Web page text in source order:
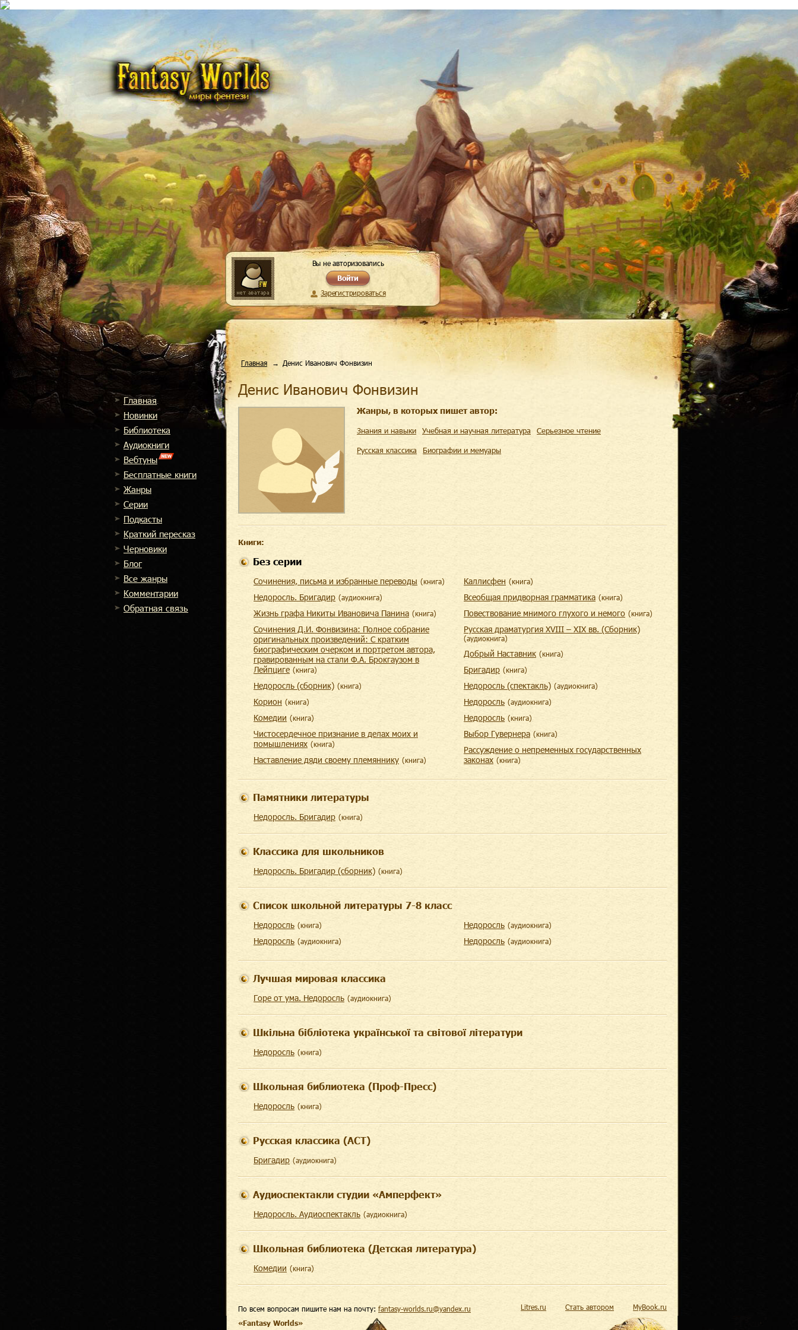
Вы не авторизовались
Войти
Зарегистрироваться
Главная
Новинки
Библиотека
Аудиокниги
Вебтуны
Бесплатные книги
Жанры
Cерии
Подкасты
Краткий пересказ
Черновики
Блог
Все жанры
Комментарии
Обратная связь
Главная Денис Иванович Фонвизин
Денис Иванович Фонвизин
Жанры, в которых пишет автор:
Знания и навыки Учебная и научная литература Серьезное чтение
Русская классика Биографии и мемуары
Книги:
Без серии
Сочинения, письма и избранные переводы (книга)
Недоросль. Бригадир (aудиокнига)
Жизнь графа Никиты Ивановича Панина (книга)
Сочинения Д.И. Фонвизина: Полное собрание
оригинальных произведений: С кратким
биографическим очерком и портретом автора,
гравированным на стали Ф.А. Брокгаузом в
Лейпциге (книга)
Недоросль (сборник) (книга)
Корион (книга)
Комедии (книга)
Чистосердечное признание в делах моих и
помышлениях (книга)
Наставление дяди своему племяннику (книга)
Каллисфен (книга)
Всеобщая придворная грамматика (книга)
Повествование мнимого глухого и немого (книга)
Русская драматургия XVIII – XIX вв. (Сборник)
(aудиокнига)
Добрый Наставник (книга)
Бригадир (книга)
Недоросль (спектакль) (aудиокнига)
Недоросль (aудиокнига)
Недоросль (книга)
Выбор Гувернера (книга)
Рассуждение о непременных государственных
законах (книга)
Памятники литературы
Недоросль. Бригадир (книга)
Классика для школьников
Недоросль. Бригадир (сборник) (книга)
Список школьной литературы 7-8 класс
Недоросль (книга)
Недоросль (aудиокнига)
Недоросль (aудиокнига)
Недоросль (aудиокнига)
Лучшая мировая классика
Горе от ума. Недоросль (aудиокнига)
Шкільна бібліотека української та світової літератури
Недоросль (книга)
Школьная библиотека (Проф-Пресс)
Недоросль (книга)
Русская классика (АСТ)
Бригадир (aудиокнига)
Аудиоспектакли студии «Амперфект»
Недоросль. Аудиоспектакль (aудиокнига)
Школьная библиотека (Детская литература)
Комедии (книга)
По всем вопросам пишите нам на почту: fantasy-worlds.ru@yandex.ru
«Fantasy Worlds»
Litres.ru Стать автором MyBook.ru